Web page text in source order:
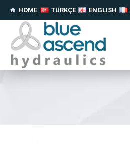
HOME TÜRKÇE ENGLISH